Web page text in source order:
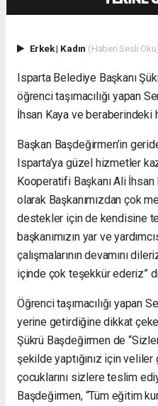
Erkek| Kadın (Haberi Sesli
Isparta Belediye Başkanı
öğrenci taşımacılığı yapan
İhsan Kaya ve beraberindeki
Başkan Başdeğirmen’in
Isparta’ya güzel hizmetler
Kooperatifi Başkanı Ali
olarak Başkanımızdan çok
destekler için de kendisine
başkanımızın yar ve
çalışmalarının devamını
içinde çok teşekkür ederiz”
Öğrenci taşımacılığı yapan
yerine getirdiğine dikkat
Şükrü Başdeğirmen de
şekilde yaptığınız için
çocuklarını sizlere teslim
Başdeğirmen, “Tüm eğitim